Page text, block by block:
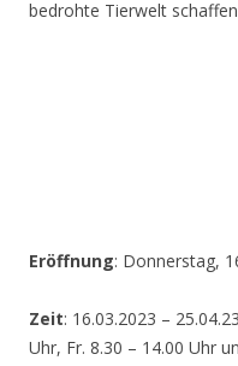
bedrohte Tierwelt
Eröffnung: Donnerstag,
Zeit: 16.03.2023 –
Uhr, Fr. 8.30 – 14.00 Uhr